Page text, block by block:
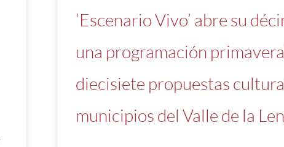
‘Escenario Vivo’ abre su
una programación
diecisiete propuestas
municipios del Valle de la